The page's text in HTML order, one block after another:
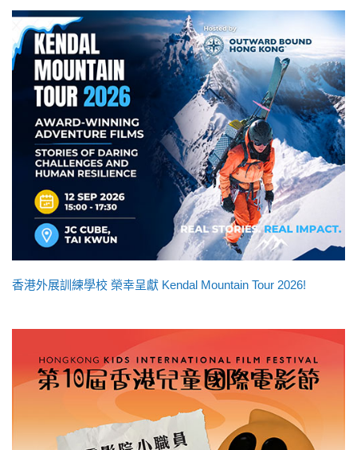
香港外展訓練學校 榮幸呈獻 Kendal Mountain Tour 2026!